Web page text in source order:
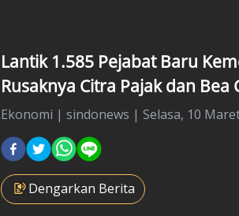
Lantik 1.585 Pejabat Baru
Rusaknya Citra Pajak dan Bea
Ekonomi | sindonews | Selasa, 10
Dengarkan Berita